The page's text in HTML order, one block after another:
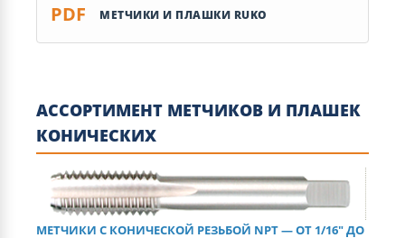
PDF МЕТЧИКИ И ПЛАШКИ RUKO
АССОРТИМЕНТ МЕТЧИКОВ И ПЛАШЕК
КОНИЧЕСКИХ
МЕТЧИКИ С КОНИЧЕСКОЙ РЕЗЬБОЙ NPT — ОТ 1/16″ ДО